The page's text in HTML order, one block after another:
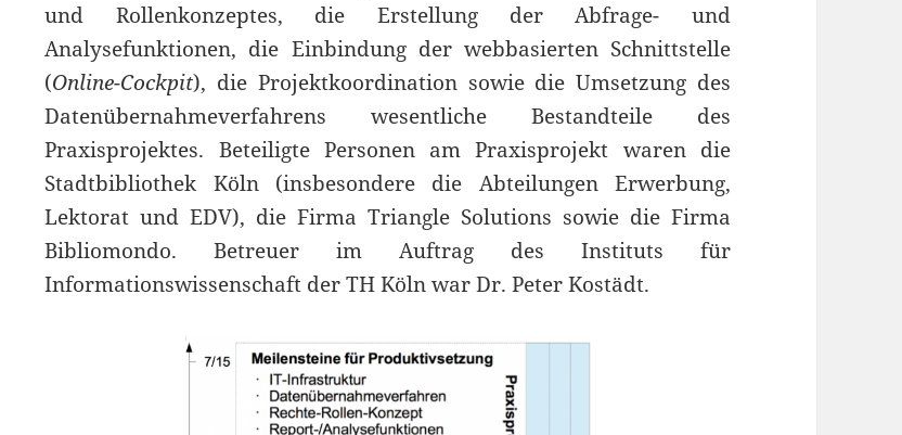
und Rollenkonzeptes, die Erstellung der Abfrage- und
Analysefunktionen, die Einbindung der webbasierten Schnittstelle
(Online-Cockpit), die Projektkoordination sowie die Umsetzung des
Datenübernahmeverfahrens wesentliche Bestandteile des
Praxisprojektes. Beteiligte Personen am Praxisprojekt waren die
Stadtbibliothek Köln (insbesondere die Abteilungen Erwerbung,
Lektorat und EDV), die Firma Triangle Solutions sowie die Firma
Bibliomondo. Betreuer im Auftrag des Instituts für
Informationswissenschaft der TH Köln war Dr. Peter Kostädt.